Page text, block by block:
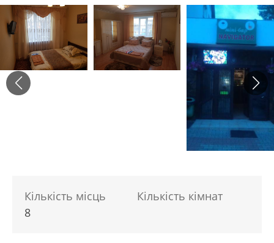
Кількість місць
8
Кількість кімнат